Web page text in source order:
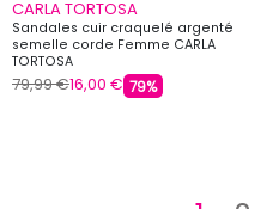
CARLA TORTOSA
Sandales cuir craquelé argenté
semelle corde Femme CARLA
TORTOSA
79,99 €16,00 € 79%